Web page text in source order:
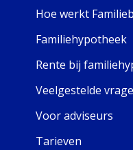
Hoe werkt
Familiehypotheek
Rente bij
Veelgestelde
Voor adviseurs
Tarieven